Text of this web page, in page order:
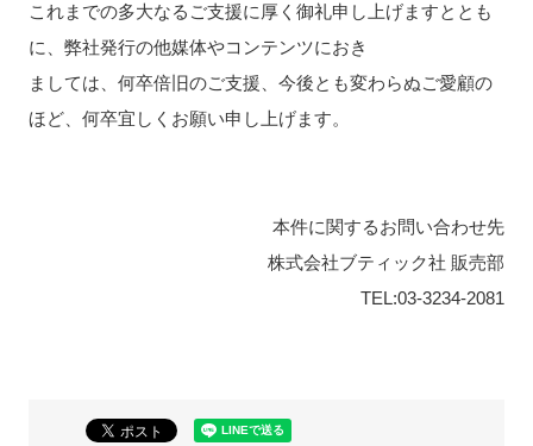
これまでの多大なるご支援に厚く御礼申し上げますととも
に、弊社発行の他媒体やコンテンツにおき
ましては、何卒倍旧のご支援、今後とも変わらぬご愛顧の
ほど、何卒宜しくお願い申し上げます。
本件に関するお問い合わせ先
株式会社ブティック社 販売部
TEL:03-3234-2081